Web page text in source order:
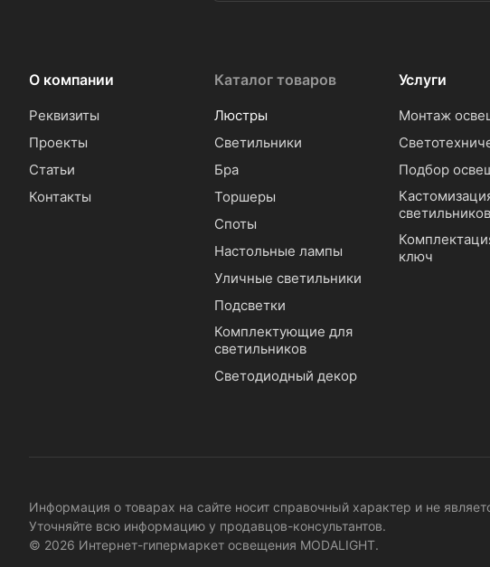
О компании
Реквизиты
Проекты
Статьи
Контакты
Каталог товаров
Люстры
Светильники
Бра
Торшеры
Споты
Настольные лампы
Уличные светильники
Подсветки
Комплектующие для
светильников
Светодиодный декор
Услуги
Монтаж
Подбор
светильников
ключ
Информация о товарах на сайте носит справочный характер и не
Уточняйте всю информацию у продавцов-консультантов.
© 2026 Интернет-гипермаркет освещения MODALIGHT.